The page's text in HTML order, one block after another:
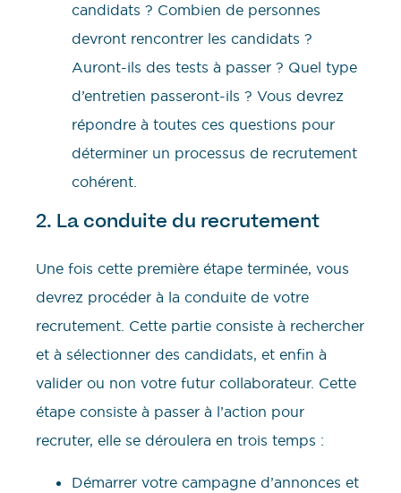
candidats ? Combien de personnes
devront rencontrer les candidats ?
Auront-ils des tests à passer ? Quel type
d’entretien passeront-ils ? Vous devrez
répondre à toutes ces questions pour
déterminer un processus de recrutement
cohérent.
2. La conduite du recrutement
Une fois cette première étape terminée, vous
devrez procéder à la conduite de votre
recrutement. Cette partie consiste à rechercher
et à sélectionner des candidats, et enfin à
valider ou non votre futur collaborateur. Cette
étape consiste à passer à l’action pour
recruter, elle se déroulera en trois temps :
Démarrer votre campagne d’annonces et